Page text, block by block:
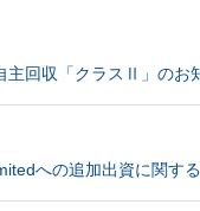
回収「クラスⅡ」のお
への追加出資に関す